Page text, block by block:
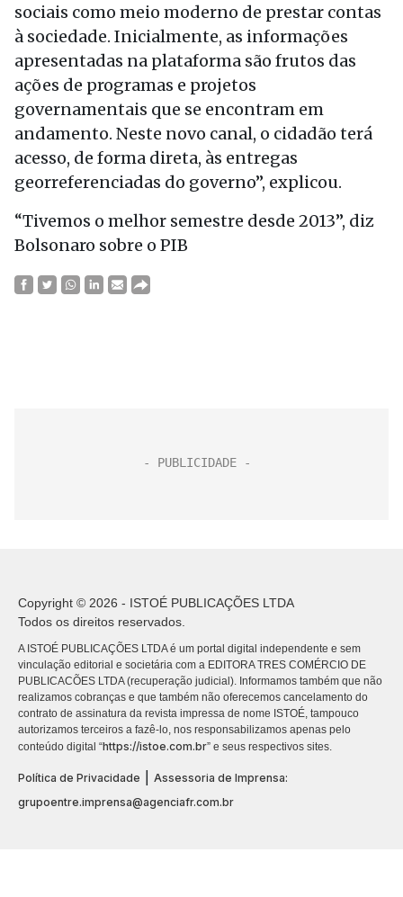
sociais como meio moderno de prestar contas
à sociedade. Inicialmente, as informações
apresentadas na plataforma são frutos das
ações de programas e projetos
governamentais que se encontram em
andamento. Neste novo canal, o cidadão terá
acesso, de forma direta, às entregas
georreferenciadas do governo”, explicou.
“Tivemos o melhor semestre desde 2013”, diz
Bolsonaro sobre o PIB
Copyright © 2026 - ISTOÉ PUBLICAÇÕES LTDA
Todos os direitos reservados.
A ISTOÉ PUBLICAÇÕES LTDA é um portal digital independente e sem
vinculação editorial e societária com a EDITORA TRES COMÉRCIO DE
PUBLICACÕES LTDA (recuperação judicial). Informamos também que não
realizamos cobranças e que também não oferecemos cancelamento do
contrato de assinatura da revista impressa de nome ISTOÉ, tampouco
autorizamos terceiros a fazê-lo, nos responsabilizamos apenas pelo
conteúdo digital “https://istoe.com.br” e seus respectivos sites.
Política de Privacidade
Assessoria de Imprensa:
grupoentre.imprensa@agenciafr.com.br